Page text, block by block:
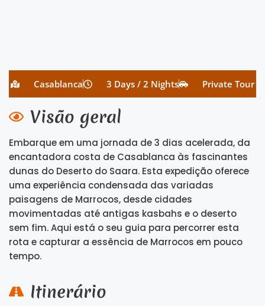
Casablanca 3 Days / 2 Nights Private Tour
Visão geral
Embarque em uma jornada de 3 dias acelerada, da
encantadora costa de Casablanca às fascinantes
dunas do Deserto do Saara. Esta expedição oferece
uma experiência condensada das variadas
paisagens de Marrocos, desde cidades
movimentadas até antigas kasbahs e o deserto
sem fim. Aqui está o seu guia para percorrer esta
rota e capturar a essência de Marrocos em pouco
tempo.
Itinerário